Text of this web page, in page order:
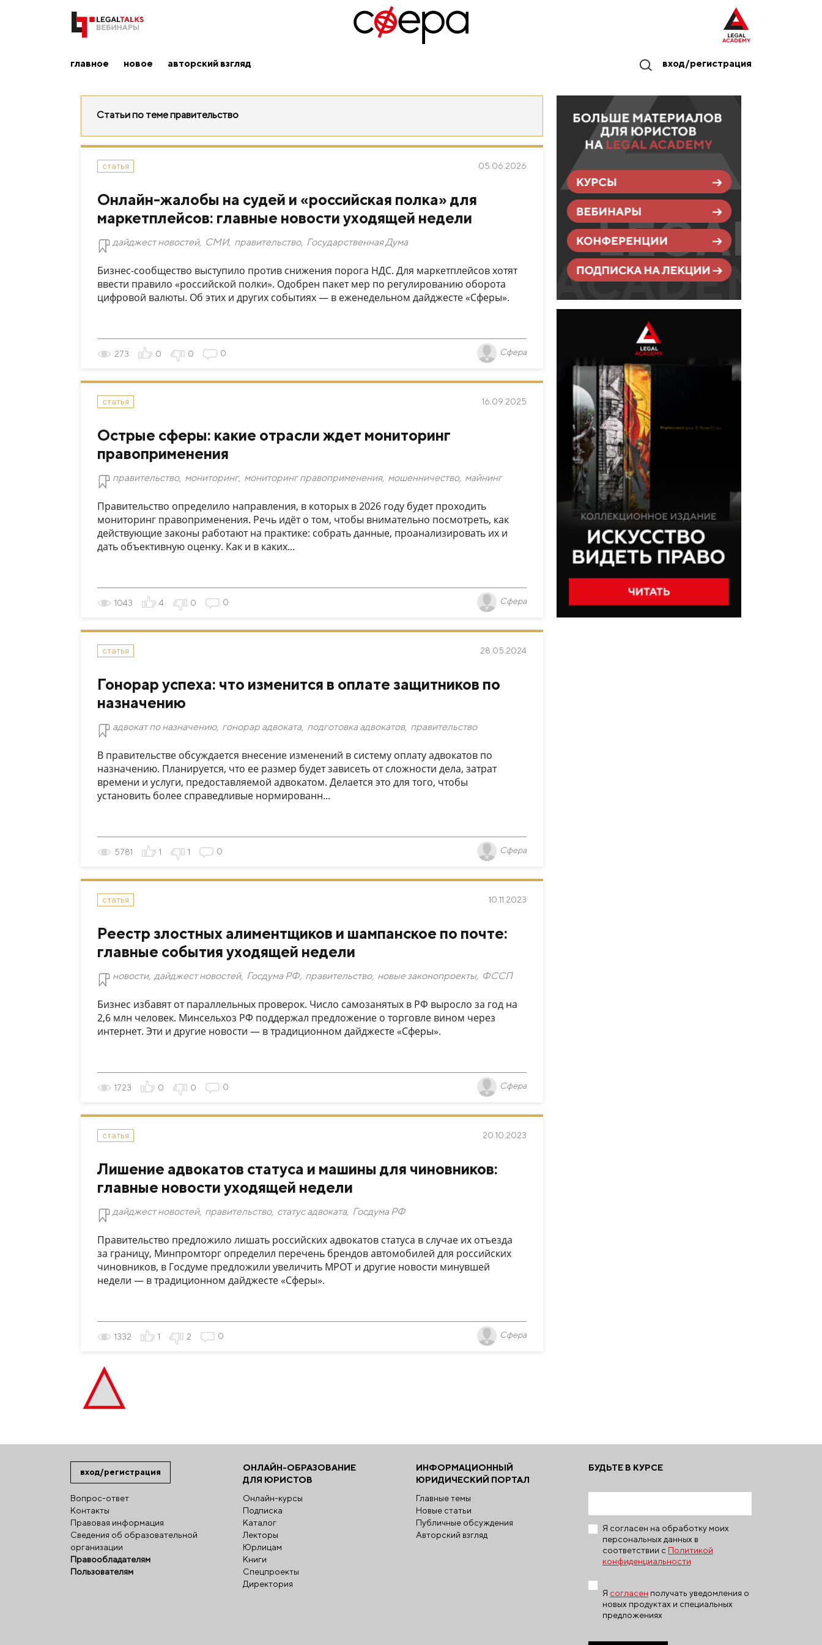
главное новое авторский взгляд вход/регистрация
Статьи по теме правительство
статья 05.06.2026
Онлайн-жалобы на судей и «российская полка» для
маркетплейсов: главные новости уходящей недели
дайджест новостей, СМИ, правительство, Государственная Дума
Бизнес-сообщество выступило против снижения порога НДС. Для маркетплейсов хотят
ввести правило «российской полки». Одобрен пакет мер по регулированию оборота
цифровой валюты. Об этих и других событиях — в еженедельном дайджесте «Сферы».
273 0 0 0 Сфера
статья 16.09.2025
Острые сферы: какие отрасли ждет мониторинг
правоприменения
правительство, мониторинг, мониторинг правоприменения, мошенничество, майнинг
Правительство определило направления, в которых в 2026 году будет проходить
мониторинг правоприменения. Речь идёт о том, чтобы внимательно посмотреть, как
действующие законы работают на практике: собрать данные, проанализировать их и
дать объективную оценку. Как и в каких...
1043 4 0 0 Сфера
статья 28.05.2024
Гонорар успеха: что изменится в оплате защитников по
назначению
адвокат по назначению, гонорар адвоката, подготовка адвокатов, правительство
В правительстве обсуждается внесение изменений в систему оплату адвокатов по
назначению. Планируется, что ее размер будет зависеть от сложности дела, затрат
времени и услуги, предоставляемой адвокатом. Делается это для того, чтобы
установить более справедливые нормированн...
5781 1 1 0 Сфера
статья 10.11.2023
Реестр злостных алиментщиков и шампанское по почте:
главные события уходящей недели
новости, дайджест новостей, Госдума РФ правительство, новые законопроекты, ФССП
Бизнес избавят от параллельных проверок. Число самозанятых в РФ выросло за год на
2,6 млн человек. Минсельхоз РФ поддержал предложение о торговле вином через
интернет. Эти и другие новости — в традиционном дайджесте «Сферы».
1723 0 0 0 Сфера
статья 20.10.2023
Лишение адвокатов статуса и машины для чиновников:
главные новости уходящей недели
дайджест новостей, правительство, статус адвоката, Госдума РФ
Правительство предложило лишать российских адвокатов статуса в случае их отъезда
за границу, Минпромторг определил перечень брендов автомобилей для российских
чиновников, в Госдуме предложили увеличить МРОТ и другие новости минувшей
недели — в традиционном дайджесте «Сферы».
1332 1 2 0 Сфера
вход/регистрация
Вопрос-ответ
Контакты
Правовая информация
Сведения об образовательной
организации
Правообладателям
Пользователям
ОНЛАЙН-ОБРАЗОВАНИЕ
ДЛЯ ЮРИСТОВ
Онлайн-курсы
Подписка
Каталог
Лекторы
Юрлицам
Книги
Спецпроекты
Директория
ИНФОРМАЦИОННЫЙ
ЮРИДИЧЕСКИЙ ПОРТАЛ
Главные темы
Новые статьи
Публичные обсуждения
Авторский взгляд
БУДЬТЕ В КУРСЕ
Я согласен на обработку моих
персональных данных в
соответствии с Политикой
конфиденциальности
Я согласен получать уведомления о
новых продуктах и специальных
предложениях